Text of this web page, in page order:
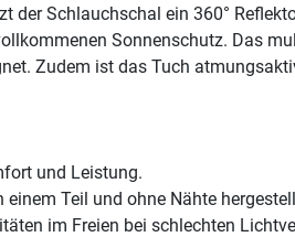
Schlauchschal ein 360°
Sonnenschutz. Das
Zudem ist das Tuch
und Leistung.
Teil und ohne Nähte
im Freien bei schlechten